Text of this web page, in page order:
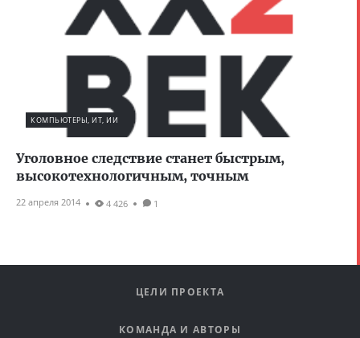
КОМПЬЮТЕРЫ, ИТ, ИИ
Уголовное следствие станет быстрым,
высокотехнологичным, точным
22 апреля 2014 4 426 1
ЦЕЛИ ПРОЕКТА
КОМАНДА И АВТОРЫ